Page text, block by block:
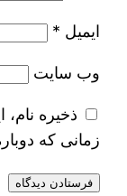
ایمیل *
وب‌ سایت
ذخیره
زمانی که